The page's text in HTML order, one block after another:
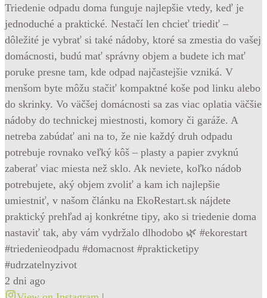
Triedenie odpadu doma funguje najlepšie vtedy, keď je
jednoduché a praktické. Nestačí len chcieť triediť –
dôležité je vybrať si také nádoby, ktoré sa zmestia do vašej
domácnosti, budú mať správny objem a budete ich mať
poruke presne tam, kde odpad najčastejšie vzniká. V
menšom byte môžu stačiť kompaktné koše pod linku alebo
do skrinky. Vo väčšej domácnosti sa zas viac oplatia väčšie
nádoby do technickej miestnosti, komory či garáže. A
netreba zabúdať ani na to, že nie každý druh odpadu
potrebuje rovnako veľký kôš – plasty a papier zvyknú
zaberať viac miesta než sklo. Ak neviete, koľko nádob
potrebujete, aký objem zvoliť a kam ich najlepšie
umiestniť, v našom článku na EkoRestart.sk nájdete
praktický prehľad aj konkrétne tipy, ako si triedenie doma
nastaviť tak, aby vám vydržalo dlhodobo 🌿 #ekorestart
#triedenieodpadu #domacnost #prakticketipy
#udrzatelnyzivot
2 dni ago